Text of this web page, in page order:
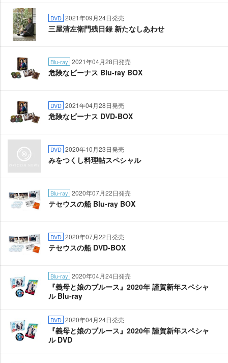
DVD 2021年09月24日発売
三屋清左衛門残日録 新たなしあわせ
Blu-ray 2021年04月28日発売
危険なビーナス Blu-ray BOX
DVD 2021年04月28日発売
危険なビーナス DVD-BOX
DVD 2020年10月23日発売
みをつくし料理帖スペシャル
Blu-ray 2020年07月22日発売
テセウスの船 Blu-ray BOX
DVD 2020年07月22日発売
テセウスの船 DVD-BOX
Blu-ray 2020年04月24日発売
『義母と娘のブルース』2020年 謹賀新年スペシャ
ル Blu-ray
DVD 2020年04月24日発売
『義母と娘のブルース』2020年 謹賀新年スペシャ
ル DVD